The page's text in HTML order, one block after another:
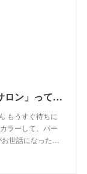
姫路・加古川「美容院ＮＹＮＹヘアサロン」って入りにくい！？実際に４店に行ってきた感想！お得なクーポンゲットしたよ【姫路の種宣伝部】
もうすぐ待ちに
ラーして、パー
世話になった…